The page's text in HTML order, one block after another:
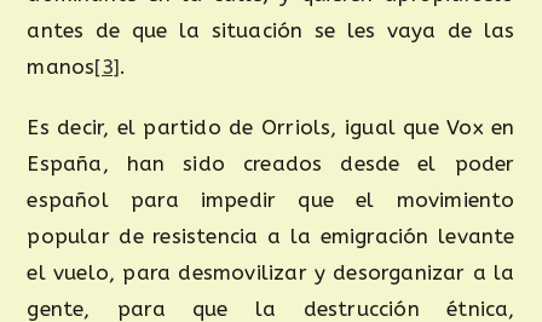
antes de que la situación se les vaya de las
manos[3].
Es decir, el partido de Orriols, igual que Vox en
España, han sido creados desde el poder
español para impedir que el movimiento
popular de resistencia a la emigración levante
el vuelo, para desmovilizar y desorganizar a la
gente, para que la destrucción étnica,